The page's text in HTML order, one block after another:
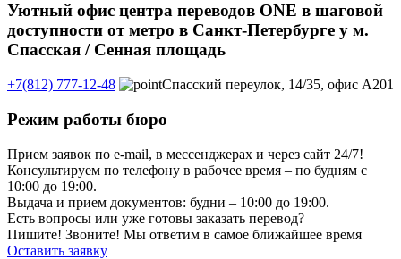
Уютный офис центра переводов ONE в шаговой
доступности от метро в Санкт-Петербурге у м.
Спасская / Сенная площадь
+7(812) 777-12-48 Спасский переулок, 14/35, офис А201
Режим работы бюро
Прием заявок по e-mail, в мессенджерах и через сайт 24/7!
Консультируем по телефону в рабочее время – по будням с
10:00 до 19:00.
Выдача и прием документов: будни – 10:00 до 19:00.
Есть вопросы или уже готовы заказать перевод?
Пишите! Звоните! Мы ответим в самое ближайшее время
Оставить заявку